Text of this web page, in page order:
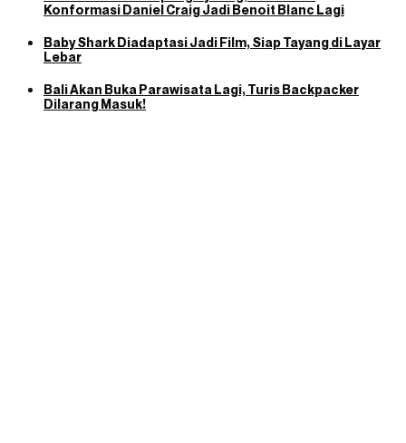
Konformasi Daniel Craig Jadi Benoit Blanc Lagi
Baby Shark Diadaptasi Jadi Film, Siap Tayang di Layar
Lebar
Bali Akan Buka Parawisata Lagi, Turis Backpacker
Dilarang Masuk!